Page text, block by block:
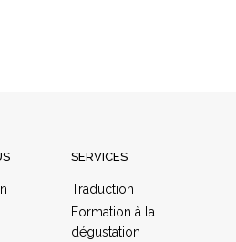
SERVICES
Traduction
Formation à la
dégustation